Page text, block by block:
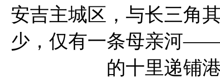
安吉主城区，与长三角
少，仅有一条母亲河
的十里递铺